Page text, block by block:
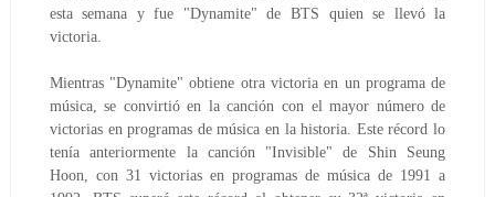
esta semana y fue "Dynamite" de BTS quien se llevó la
victoria.
Mientras "Dynamite" obtiene otra victoria en un programa de
música, se convirtió en la canción con el mayor número de
victorias en programas de música en la historia. Este récord lo
tenía anteriormente la canción "Invisible" de Shin Seung
Hoon, con 31 victorias en programas de música de 1991 a